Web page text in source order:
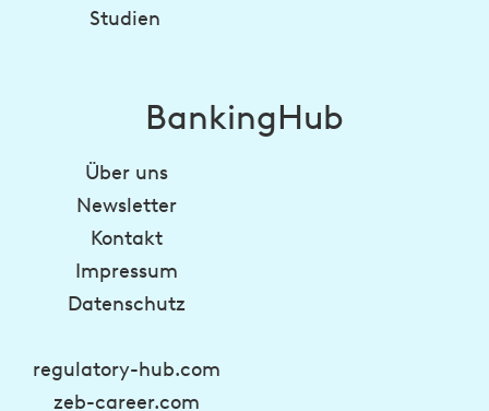
Studien
BankingHub
Über uns
Newsletter
Kontakt
Impressum
Datenschutz
regulatory-hub.com
zeb-career.com